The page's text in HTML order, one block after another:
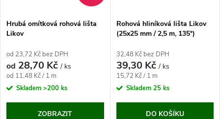
Hrubá omítková rohová lišta
Likov
od 23,72 Kč bez DPH
od 28,70 Kč/ ks
Měrná
cena:
od 11,48 Kč / 1 m
Skladem >200 ks
ZOBRAZIT
Rohová hliníková lišta Likov
(25x25 mm / 2,5 m, 135°)
32,48 Kč bez DPH
39,30 Kč/ ks
Měrná
cena:
15,72 Kč / 1 m
Skladem 25 ks
DO KOŠÍKU